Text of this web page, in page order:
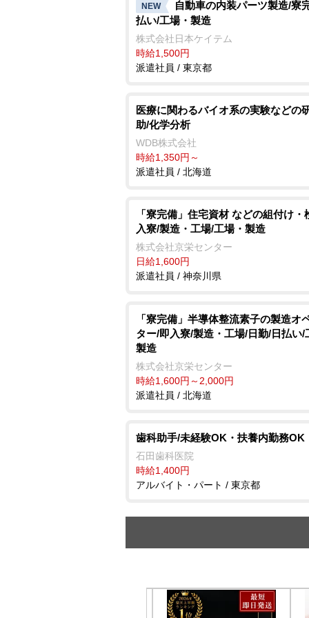
NEW
自動車の内装パーツ製造/寮
払い/工場・製造
株式会社日本ケイテム
時給1,500円
派遣社員 / 東京都
医療に関わるバイオ系の実験などの
助/化学分析
WDB株式会社
時給1,350円～
派遣社員 / 北海道
「寮完備」住宅資材 などの組付け・
入寮/製造・工場/工場・製造
株式会社京栄センター
日給1,600円
派遣社員 / 神奈川県
「寮完備」半導体整流素子の製造オ
ター/即入寮/製造・工場/日勤/日払い/
製造
株式会社京栄センター
時給1,600円～2,000円
派遣社員 / 北海道
歯科助手/未経験OK・扶養内勤務OK
石田歯科医院
時給1,400円
アルバイト・パート / 東京都